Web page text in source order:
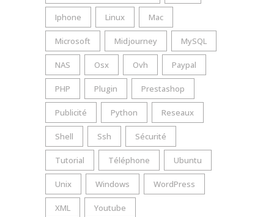
Iphone Linux Mac
Microsoft Midjourney MySQL
NAS Osx Ovh Paypal
PHP Plugin Prestashop
Publicité Python Reseaux
Shell Ssh Sécurité
Tutorial Téléphone Ubuntu
Unix Windows WordPress
XML Youtube